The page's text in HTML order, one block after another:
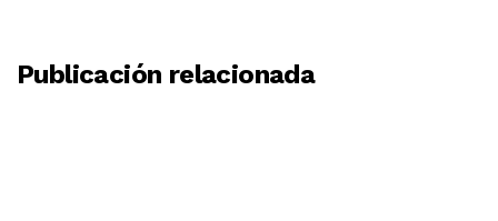
Publicación relacionada